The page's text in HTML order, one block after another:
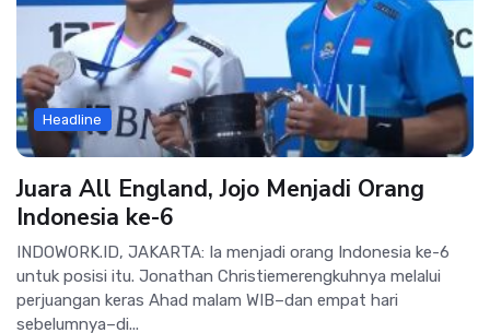
Headline
Juara All England, Jojo Menjadi Orang
Indonesia ke-6
INDOWORK.ID, JAKARTA: Ia menjadi orang Indonesia ke-6
untuk posisi itu. Jonathan Christiemerengkuhnya melalui
perjuangan keras Ahad malam WIB–dan empat hari
sebelumnya–di...